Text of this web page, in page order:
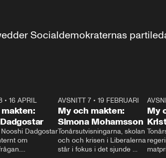
Socialdemokraternas
• 16 APRIL
Dadgostar
om
24:30
AVSNITT 7• 19 FEBRUARI
My och makten:
Simona Mohamsson
Tonårsutvisningarna, skolan
och och krisen i Liberalerna
står i fokus i det sjunde
My